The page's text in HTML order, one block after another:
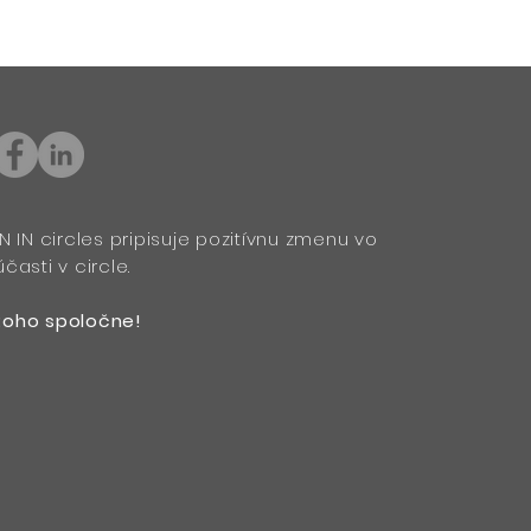
hľadiska sa
dvoch rokov a každý
IN circles pripisuje pozitívnu zmenu vo
v circle.
spoločne!